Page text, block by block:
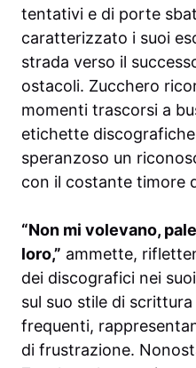
tentativi e di porte
caratterizzato i suoi
strada verso il
ostacoli. Zucchero
momenti trascorsi a
etichette
speranzoso un
con il costante timore
“Non mi volevano,
loro,” ammette,
dei discografici nei
sul suo stile di
frequenti,
di frustrazione.